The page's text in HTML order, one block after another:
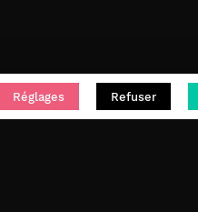
Réglages Refuser